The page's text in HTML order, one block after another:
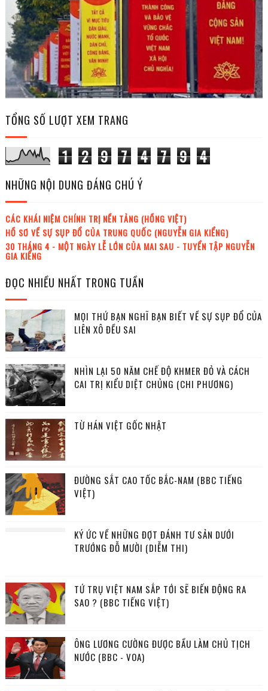
TỔNG SỐ LƯỢT XEM TRANG
1 2 9 7 4 7 9 4
NHỮNG NỘI DUNG ĐÁNG CHÚ Ý
CÁC KHÁI NIỆM CHÍNH TRỊ NỀN TẢNG (HỒNG VIỆT)
HỒ SƠ VỀ SỰ SỤP ĐỔ CỦA TRUNG QUỐC (NGUYỄN GIA KIỂNG)
30 THÁNG 4 - MỘT NGÀY LỄ LỚN CỦA MAI SAU - TUYỂN TẬP NGUYỄN
GIA KIỂNG
ĐỌC NHIỀU NHẤT TRONG TUẦN
MỌI THỨ BẠN NGHĨ BẠN BIẾT VỀ SỰ SỤP ĐỔ CỦA
LIÊN XÔ ĐỀU SAI
NHÌN LẠI 50 NĂM CHẾ ĐỘ KHMER ĐỎ VÀ CÁCH
CAI TRỊ KIỂU DIỆT CHỦNG (CHI PHƯƠNG)
TỪ HÁN VIỆT GỐC NHẬT
ĐƯỜNG SẮT CAO TỐC BẮC-NAM (BBC TIẾNG
VIỆT)
KÝ ỨC VỀ NHỮNG ĐỢT ĐÁNH TƯ SẢN DƯỚI
TRƯỚNG ĐỖ MƯỜI (DIỄM THI)
TỨ TRỤ VIỆT NAM SẮP TỚI SẼ BIẾN ĐỘNG RA
SAO ? (BBC TIẾNG VIỆT)
ÔNG LƯƠNG CƯỜNG ĐƯỢC BẦU LÀM CHỦ TỊCH
NƯỚC (BBC - VOA)